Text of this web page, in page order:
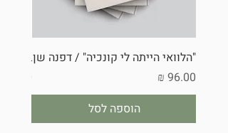
"הלוואי הייתה לי קונכיה" / דפנה שן
מחיר
הוספה לסל
בובת